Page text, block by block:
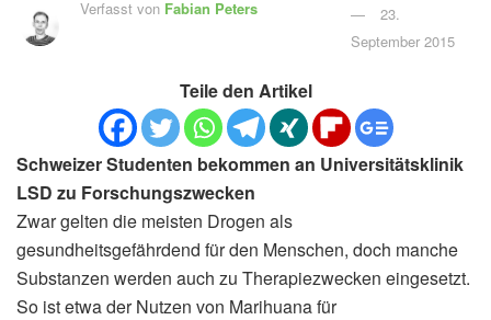
Verfasst von Fabian Peters
23.
September 2015
Teile den Artikel
Schweizer Studenten bekommen an Universitätsklinik
LSD zu Forschungszwecken
Zwar gelten die meisten Drogen als
gesundheitsgefährdend für den Menschen, doch manche
Substanzen werden auch zu Therapiezwecken eingesetzt.
So ist etwa der Nutzen von Marihuana für